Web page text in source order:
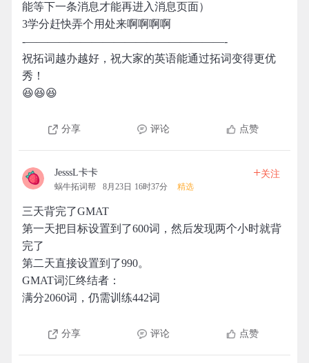
能等下一条消息才能再进入消息页面）
3学分赶快弄个用处来啊啊啊啊
-——————————————————-
祝拓词越办越好，祝大家的英语能通过拓词变得更优
秀！
😆😆😆
分享 评论 点赞
JesssL卡卡
蜗牛拓词帮 8月23日 16时37分 精选
+关注
三天背完了GMAT
第一天把目标设置到了600词，然后发现两个小时就背
完了
第二天直接设置到了990。
GMAT词汇终结者：
满分2060词，仍需训练442词
分享 评论 点赞